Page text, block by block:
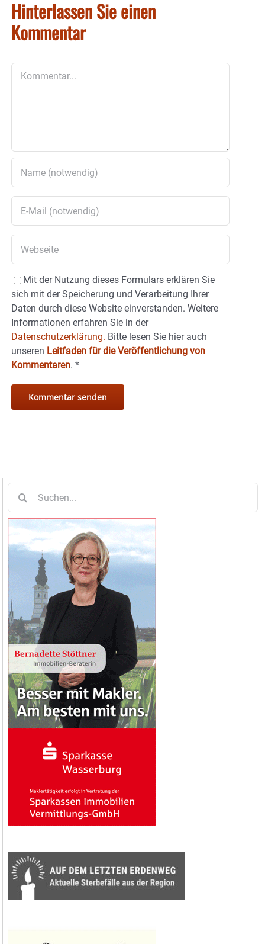
Hinterlassen Sie einen
Kommentar
Mit der Nutzung dieses Formulars erklären Sie
sich mit der Speicherung und Verarbeitung Ihrer
Daten durch diese Website einverstanden. Weitere
Informationen erfahren Sie in der
Datenschutzerklärung. Bitte lesen Sie hier auch
unseren Leitfaden für die Veröffentlichung von
Kommentaren. *
nach: